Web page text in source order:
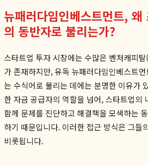
뉴패러다임인베스트먼트, 왜
의 동반자로 불리는가?
스타트업 투자 시장에는 수많은 벤처캐피
가 존재하지만, 유독 뉴패러다임인베스트
는 수식어로 불리는 데에는 분명한 이유가
한 자금 공급자의 역할을 넘어, 스타트업의
함께 문제를 진단하고 해결책을 모색하는
하기 때문입니다. 이러한 접근 방식은 그들
비롯됩니다.